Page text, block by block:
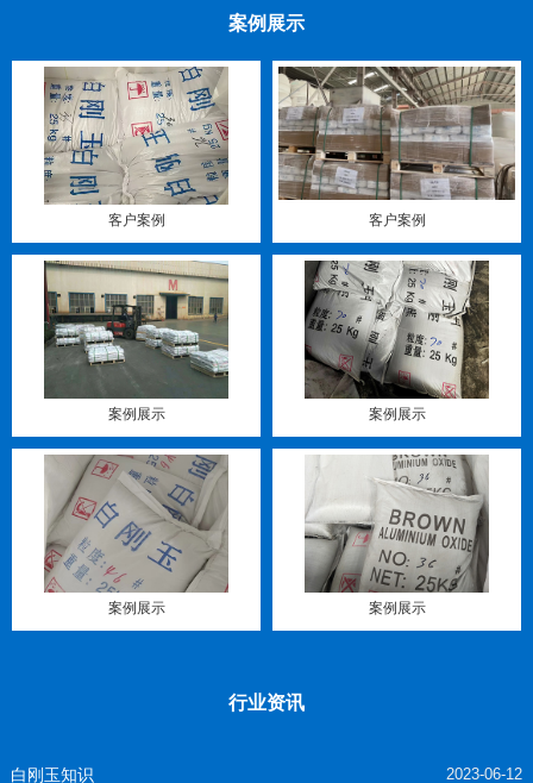
案例展示
客户案例 客户案例
案例展示 案例展示
案例展示 案例展示
行业资讯
2023-06-12
白刚玉知识